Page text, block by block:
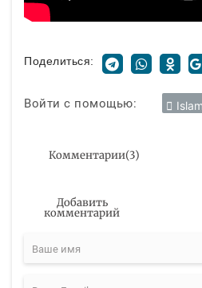
Поделиться:
Войти с помощью:
Комментарии(3)
Добавить
комментарий